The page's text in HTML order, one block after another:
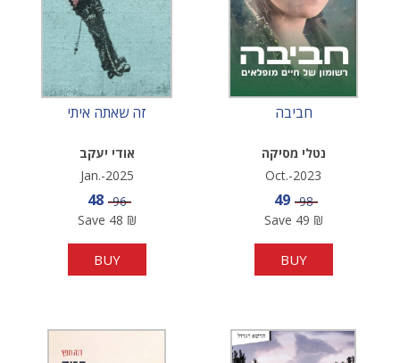
זה שאתה איתי
אודי יעקב
Jan.-2025
Sale price
48 Price
96
Save 48 ₪
BUY
חביבה
נטלי מסיקה
Oct.-2023
Sale price
49 Price
98
Save 49 ₪
BUY